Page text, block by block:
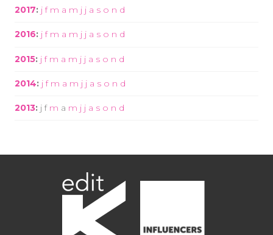
2017: j f m a m j j a s o n d
2016: j f m a m j j a s o n d
2015: j f m a m j j a s o n d
2014: j f m a m j j a s o n d
2013: j f m a m j j a s o n d